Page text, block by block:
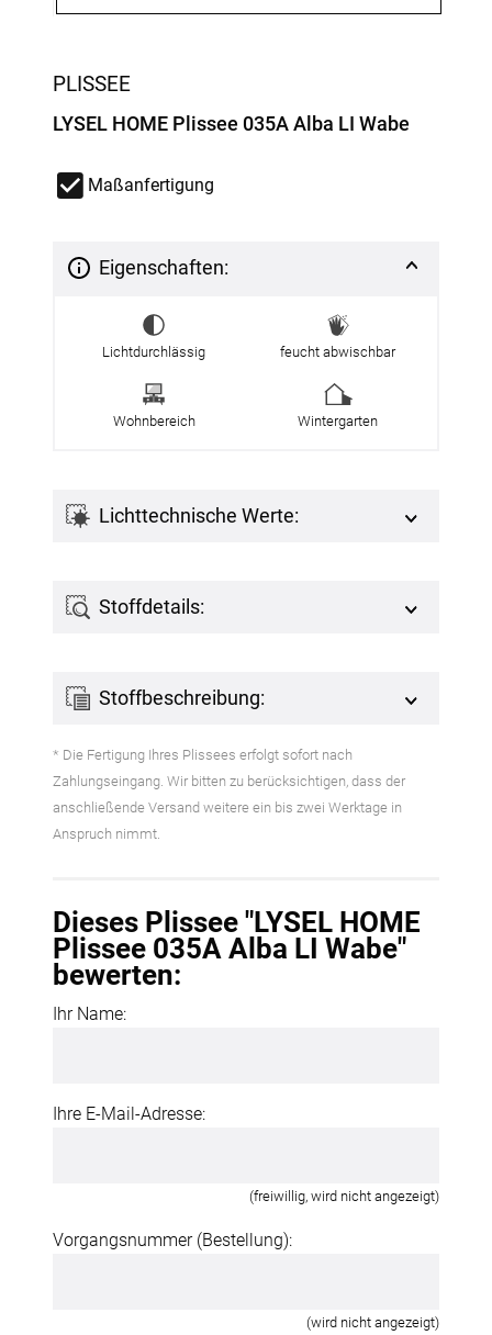
PLISSEE
LYSEL HOME Plissee 035A Alba LI Wabe
Maßanfertigung
Eigenschaften:
Lichtdurchlässig feucht abwischbar
Wohnbereich Wintergarten
Lichttechnische Werte:
Stoffdetails:
Stoffbeschreibung:
* Die Fertigung Ihres Plissees erfolgt sofort nach
Zahlungseingang. Wir bitten zu berücksichtigen, dass der
anschließende Versand weitere ein bis zwei Werktage in
Anspruch nimmt.
Dieses Plissee "LYSEL HOME
Plissee 035A Alba LI Wabe"
bewerten:
Ihr Name:
Ihre E-Mail-Adresse:
(freiwillig, wird nicht angezeigt)
Vorgangsnummer (Bestellung):
(wird nicht angezeigt)